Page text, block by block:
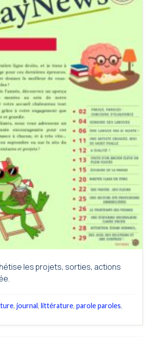
les projets, sorties, actions
, journal, littérature, parole paroles,